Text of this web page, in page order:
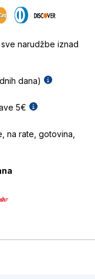
sve narudžbe iznad
dana)
5€
na rate, gotovina,